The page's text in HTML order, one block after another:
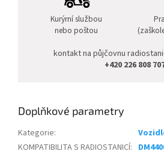
Kurýrní službou
nebo poštou
kontakt na půjčovnu
+420 226 808
Doplňkové parametry
Kategorie:
KOMPATIBILITA S RADIOSTANICÍ: